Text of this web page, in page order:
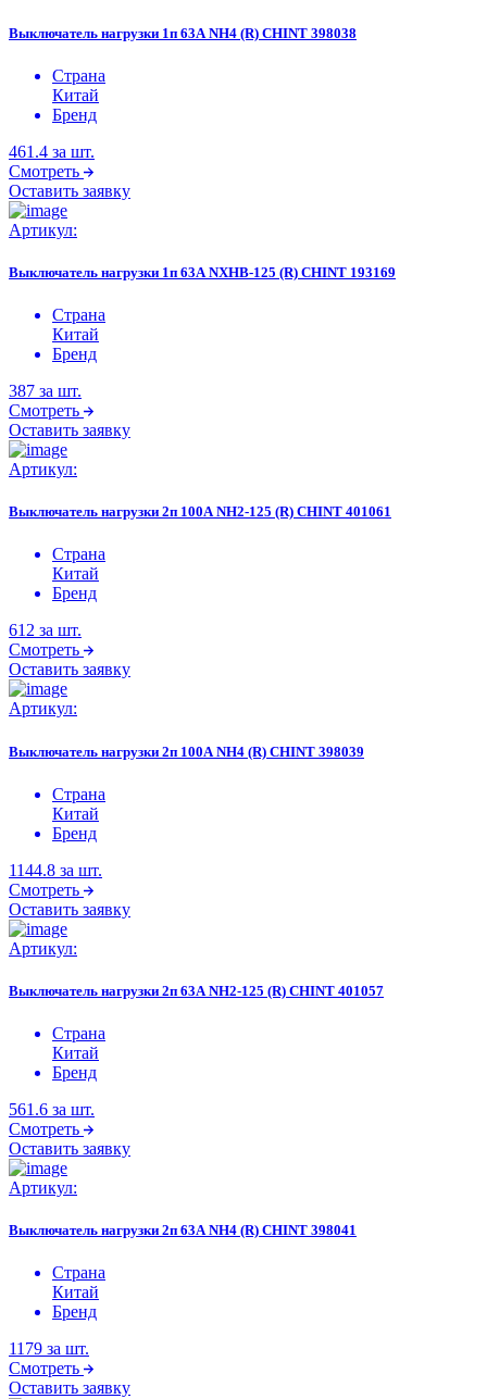
Выключатель нагрузки 1п 63А NH4 (R) CHINT 398038
Страна
Китай
Бренд
461.4 за шт.
Смотреть
Оставить заявку
Артикул:
Выключатель нагрузки 1п 63А NXHB-125 (R) CHINT 193169
Страна
Китай
Бренд
387 за шт.
Смотреть
Оставить заявку
Артикул:
Выключатель нагрузки 2п 100А NH2-125 (R) CHINT 401061
Страна
Китай
Бренд
612 за шт.
Смотреть
Оставить заявку
Артикул:
Выключатель нагрузки 2п 100А NH4 (R) CHINT 398039
Страна
Китай
Бренд
1144.8 за шт.
Смотреть
Оставить заявку
Артикул:
Выключатель нагрузки 2п 63А NH2-125 (R) CHINT 401057
Страна
Китай
Бренд
561.6 за шт.
Смотреть
Оставить заявку
Артикул:
Выключатель нагрузки 2п 63А NH4 (R) CHINT 398041
Страна
Китай
Бренд
1179 за шт.
Смотреть
Оставить заявку